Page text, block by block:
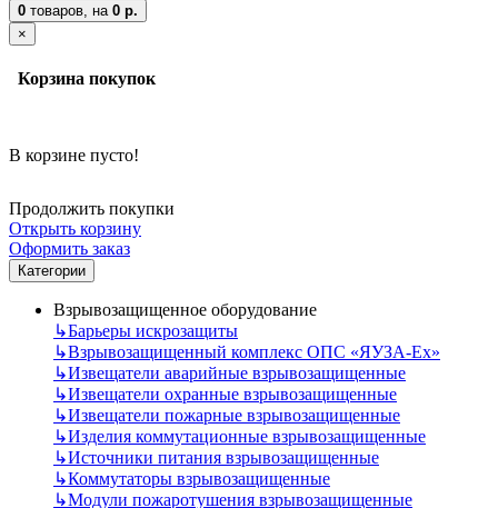
0 товаров, на 0 р.
×
Корзина покупок
В корзине пусто!
Продолжить покупки
Открыть корзину
Оформить заказ
Категории
Взрывозащищенное оборудование
↳Барьеры искрозащиты
↳Взрывозащищенный комплекс ОПС «ЯУЗА-Ех»
↳Извещатели аварийные взрывозащищенные
↳Извещатели охранные взрывозащищенные
↳Извещатели пожарные взрывозащищенные
↳Изделия коммутационные взрывозащищенные
↳Источники питания взрывозащищенные
↳Коммутаторы взрывозащищенные
↳Модули пожаротушения взрывозащищенные